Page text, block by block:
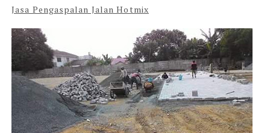
Jasa Pengaspalan Jalan Hotmix